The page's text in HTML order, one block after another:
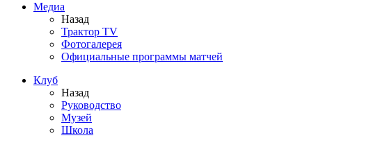
Медиа
Назад
Трактор TV
Фотогалерея
Официальные программы матчей
Клуб
Назад
Руководство
Музей
Школа